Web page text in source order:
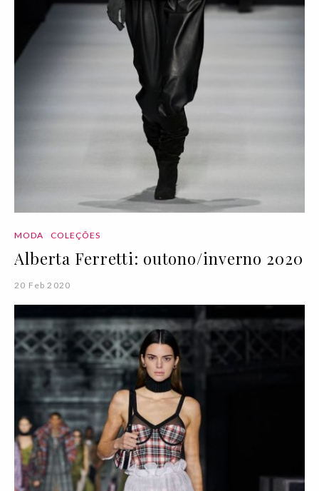
MODA COLEÇÕES
Alberta Ferretti: outono/inverno 2020
20 Feb 2020